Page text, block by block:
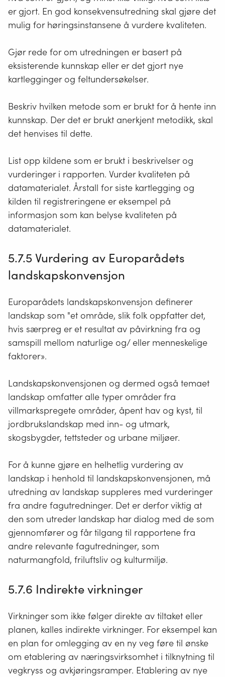
er gjort. En god konsekvensutredning skal gjøre det
mulig for høringsinstansene å vurdere kvaliteten.
Gjør rede for om utredningen er basert på
eksisterende kunnskap eller er det gjort nye
kartlegginger og feltundersøkelser.
Beskriv hvilken metode som er brukt for å hente inn
kunnskap. Der det er brukt anerkjent metodikk, skal
det henvises til dette.
List opp kildene som er brukt i beskrivelser og
vurderinger i rapporten. Vurder kvaliteten på
datamaterialet. Årstall for siste kartlegging og
kilden til registreringene er eksempel på
informasjon som kan belyse kvaliteten på
datamaterialet.
5.7.5 Vurdering av Europarådets
landskapskonvensjon
Europarådets landskapskonvensjon definerer
landskap som "et område, slik folk oppfatter det,
hvis særpreg er et resultat av påvirkning fra og
samspill mellom naturlige og/ eller menneskelige
faktorer».
Landskapskonvensjonen og dermed også temaet
landskap omfatter alle typer områder fra
villmarkspregete områder, åpent hav og kyst, til
jordbrukslandskap med inn- og utmark,
skogsbygder, tettsteder og urbane miljøer.
For å kunne gjøre en helhetlig vurdering av
landskap i henhold til landskapskonvensjonen, må
utredning av landskap suppleres med vurderinger
fra andre fagutredninger. Det er derfor viktig at
den som utreder landskap har dialog med de som
gjennomfører og får tilgang til rapportene fra
andre relevante fagutredninger, som
naturmangfold, friluftsliv og kulturmiljø.
5.7.6 Indirekte virkninger
Virkninger som ikke følger direkte av tiltaket eller
planen, kalles indirekte virkninger. For eksempel kan
en plan for omlegging av en ny veg føre til ønske
om etablering av næringsvirksomhet i tilknytning til
vegkryss og avkjøringsramper. Etablering av nye